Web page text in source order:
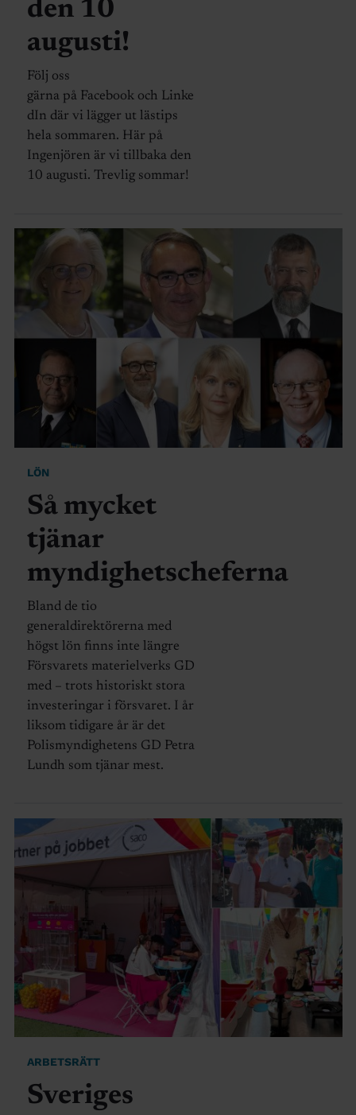
den 10
augusti!
Följ oss
gärna på Facebook och Linke
dIn där vi lägger ut lästips
hela sommaren. Här på
Ingenjören är vi tillbaka den
10 augusti. Trevlig sommar!
LÖN
Så mycket
tjänar
myndighetscheferna
Bland de tio
generaldirektörerna med
högst lön finns inte längre
Försvarets materielverks GD
med – trots historiskt stora
investeringar i försvaret. I år
liksom tidigare år är det
Polismyndighetens GD Petra
Lundh som tjänar mest.
ARBETSRÄTT
Sveriges